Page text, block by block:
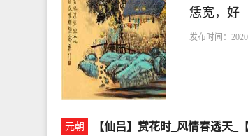
恁宽，好
发布时间：
元朝 【仙吕】赏花时_风情春透天_